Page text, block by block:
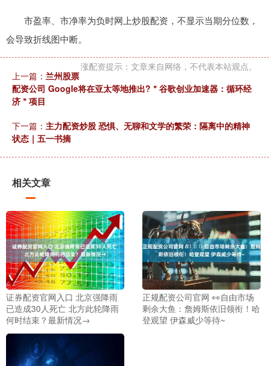
市盈率、市净率为负时网上炒股配资，不显示当期分位数，
会导致折线图中断。
涨配资提示：文章来自网络，不代表本站观点。
上一篇： 兰州股票
配资公司 Google将在亚太等地推出?＂谷歌创业加速器：循环经
济＂项目
下一篇： 主力配资炒股 恐惧、无聊和文学的繁荣：隔离中的精神
状态｜五一书摘
相关文章
证券配资官网入口 北京强降雨
已造成30人死亡 北方此轮降雨
何时结束？最新情况→
正规配资公司官网 👀自由市场
剩余大鱼：詹姆斯依旧领衔！哈
登观望 伊森威少等待~